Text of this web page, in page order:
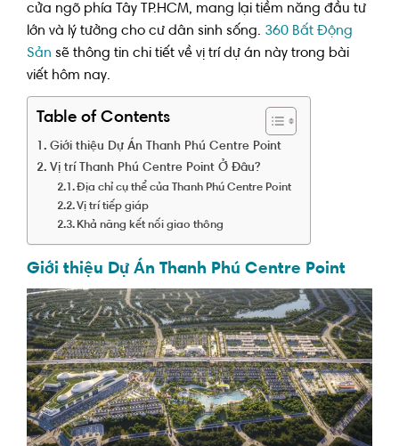
cửa ngõ phía Tây TP.HCM, mang lại tiềm năng đầu tư
lớn và lý tưởng cho cư dân sinh sống. 360 Bất Động
Sản sẽ thông tin chi tiết về vị trí dự án này trong bài
viết hôm nay.
Table of Contents
Giới thiệu Dự Án Thanh Phú Centre Point
Vị trí Thanh Phú Centre Point Ở Đâu?
Địa chỉ cụ thể của Thanh Phú Centre Point
Vị trí tiếp giáp
Khả năng kết nối giao thông
Giới thiệu Dự Án Thanh Phú Centre Point